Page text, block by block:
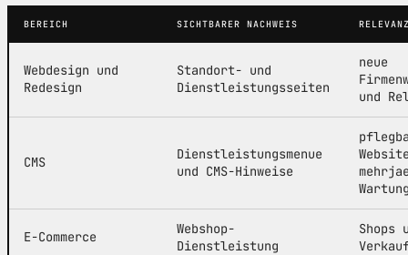
BEREICH SICHTBARER NACHWEIS
Webdesign und
Redesign
Standort- und
Dienstleistungsseiten
neue
und
CMS
Dienstleistungsmenue
und CMS-Hinweise
E-Commerce
Webshop-
Dienstleistung
Shops